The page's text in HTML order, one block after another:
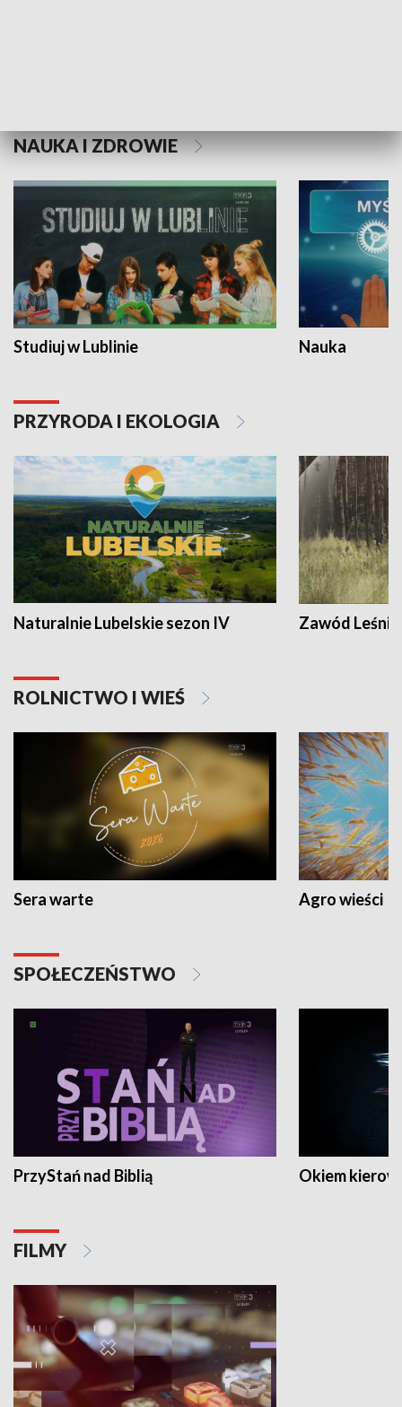
NAUKA I ZDROWIE
Studiuj w Lublinie Nauka
PRZYRODA I EKOLOGIA
Naturalnie Lubelskie sezon IV Zawód Leśnik
ROLNICTWO I WIEŚ
Sera warte Agro wieści
SPOŁECZEŃSTWO
PrzyStań nad Biblią Okiem
FILMY